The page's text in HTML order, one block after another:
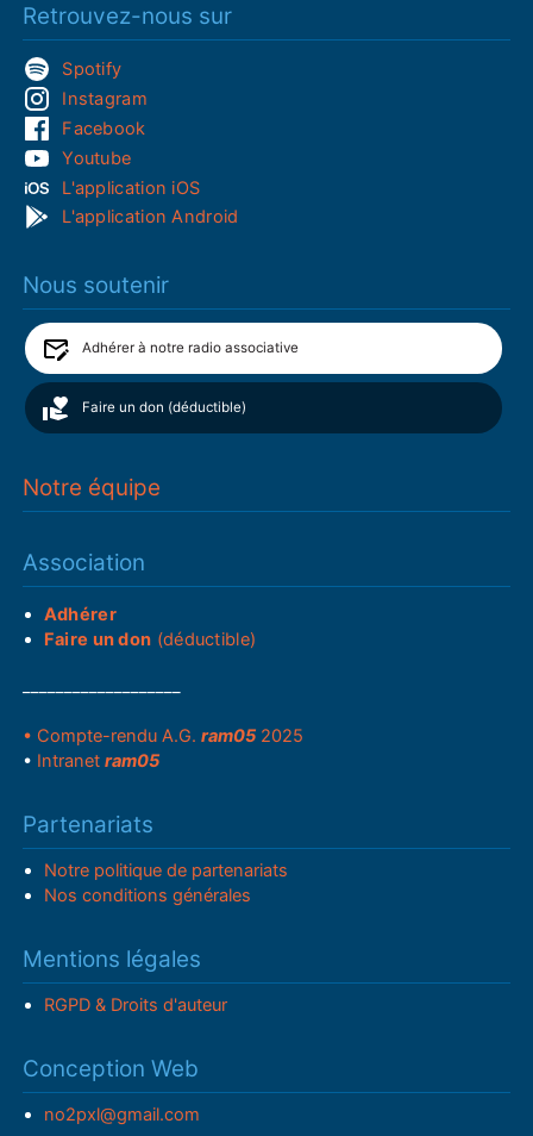
Retrouvez-nous sur
Spotify
Instagram
Facebook
Youtube
L'application iOS
L'application Android
Nous soutenir
Adhérer à notre radio associative
Faire un don (déductible)
Notre équipe
Association
Adhérer
Faire un don (déductible)
• Compte-rendu A.G.ram05 2025
• Intranetram05
Partenariats
Notre politique de partenariats
Nos conditions générales
Mentions légales
RGPD & Droits d'auteur
Conception Web
no2pxl@gmail.com